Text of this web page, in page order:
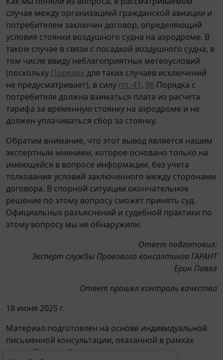
случае между организацией гражданской авиации и
потребителем заключен договор, определяющий
условия стоянки воздушного судна на аэродроме. В
таком случае в связи с посадкой воздушного судна, в
том числе ввиду неблагоприятных метеоусловий
(поскольку Порядокдля таких случаев исключений
не предусматривает), в силу пп. 41, 86 Порядка с
потребителя должна взиматься плата из расчета
тарифа за временную стоянку на аэродроме и не
должен уплачиваться сбор за стоянку.
Обратим внимание, что этот вывод является нашим
экспертным мнением, которое основано только на
имеющейся в вопросе информации, без учета
толкования условий заключенного между сторонами
договора. В спорной ситуации окончательное
решение по этому вопросу сможет принять суд.
Официальных разъяснений и судебной практики по
этому вопросу мы не обнаружили.
Ответ подготовил:
Эксперт службы Правового консалтинга ГАРАНТ
Ерин Павел
Ответ прошел контроль качества
18 июня 2025 г.
Материал подготовлен на основе индивидуальной
письменной консультации, оказанной в рамках
Правовой консалтинг